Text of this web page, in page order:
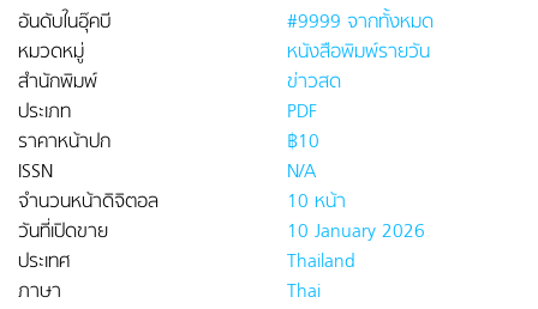
อันดับในอุ๊คบี
#9999 จากทั้งหมด
หมวดหมู่
หนังสือพิมพ์รายวัน
สำนักพิมพ์
ข่าวสด
ประเภท
PDF
ราคาหน้าปก
฿10
ISSN
N/A
จำนวนหน้าดิจิตอล
10 หน้า
วันที่เปิดขาย
10 January 2026
ประเทศ
Thailand
ภาษา
Thai